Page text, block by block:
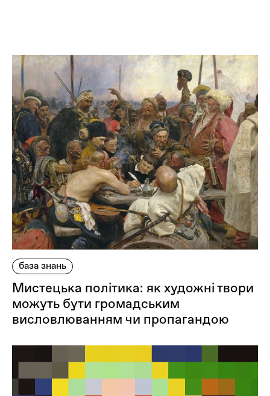
база знань
Мистецька політика: як художні твори
можуть бути громадським
висловлюванням чи пропагандою